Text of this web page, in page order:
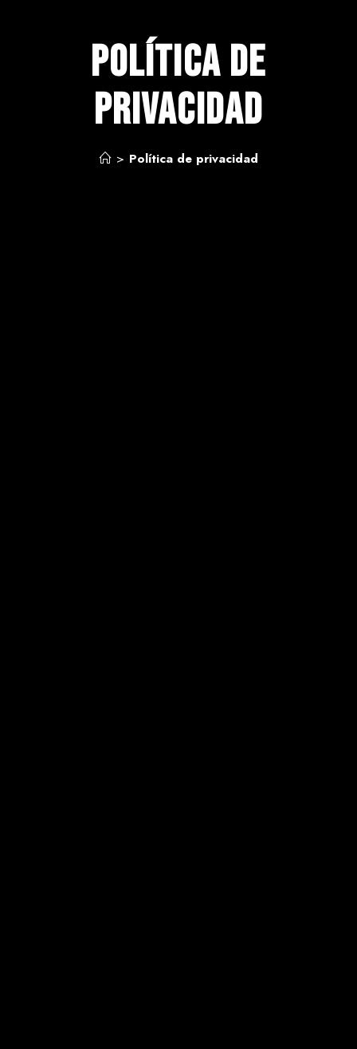
Política de
privacidad
> Política de privacidad